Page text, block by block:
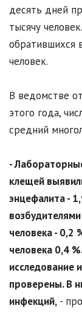
десять дней
тысячу
обратившихся
человек.
В ведомстве
этого года,
средний
-
клещей
энцефалита -
человека - 0,2
человека 0,4
исследование
проверены. В
инфекций, -